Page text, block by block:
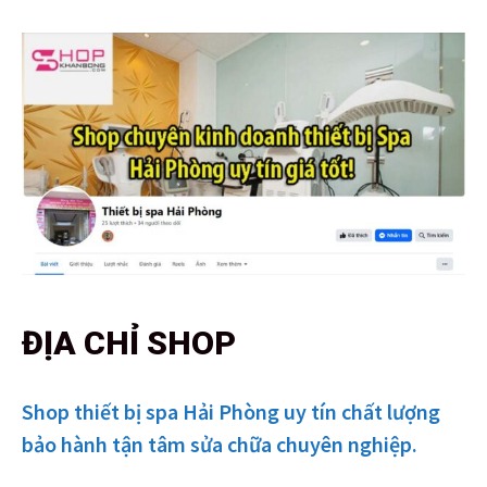
ĐỊA CHỈ SHOP
Shop thiết bị spa Hải Phòng uy tín chất lượng
bảo hành tận tâm sửa chữa chuyên nghiệp.